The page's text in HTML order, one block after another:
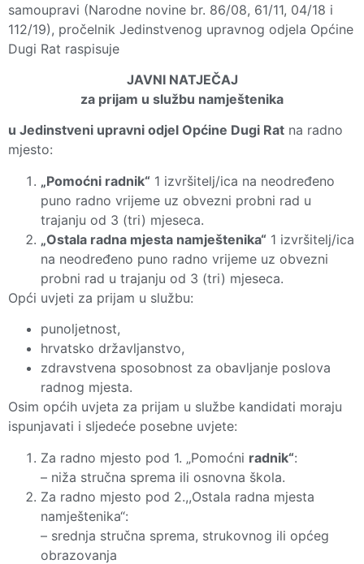
samoupravi (Narodne novine br. 86/08, 61/11, 04/18 i
112/19), pročelnik Jedinstvenog upravnog odjela Općine
Dugi Rat raspisuje
JAVNI NATJEČAJ
za prijam u službu namještenika
u Jedinstveni upravni odjel Općine Dugi Rat na radno
mjesto:
„Pomoćni radnik“ 1 izvršitelj/ica na neodređeno
puno radno vrijeme uz obvezni probni rad u
trajanju od 3 (tri) mjeseca.
„Ostala radna mjesta namještenika“ 1 izvršitelj/ica
na neodređeno puno radno vrijeme uz obvezni
probni rad u trajanju od 3 (tri) mjeseca.
Opći uvjeti za prijam u službu:
punoljetnost,
hrvatsko državljanstvo,
zdravstvena sposobnost za obavljanje poslova
radnog mjesta.
Osim općih uvjeta za prijam u službe kandidati moraju
ispunjavati i sljedeće posebne uvjete:
Za radno mjesto pod 1. „Pomoćni radnik“:
– niža stručna sprema ili osnovna škola.
Za radno mjesto pod 2.,,Ostala radna mjesta
namještenika“:
– srednja stručna sprema, strukovnog ili općeg
obrazovanja